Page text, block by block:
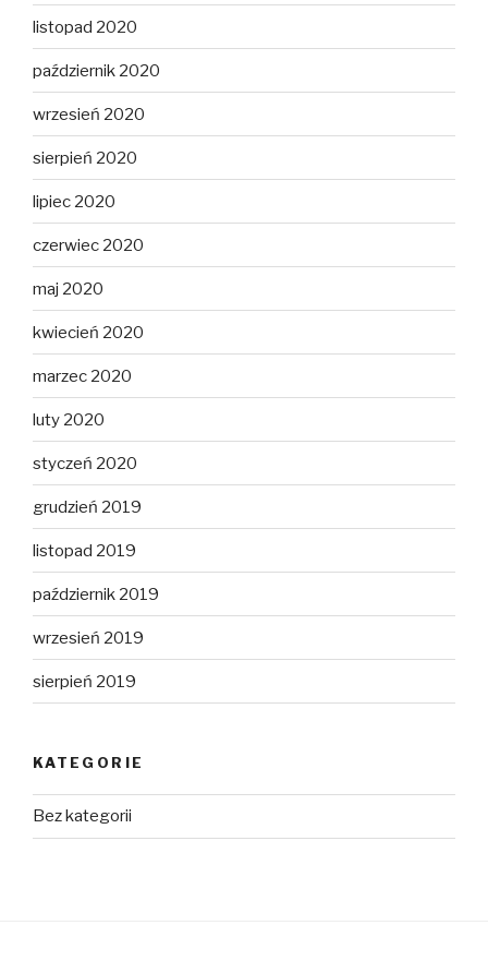
listopad 2020
październik 2020
wrzesień 2020
sierpień 2020
lipiec 2020
czerwiec 2020
maj 2020
kwiecień 2020
marzec 2020
luty 2020
styczeń 2020
grudzień 2019
listopad 2019
październik 2019
wrzesień 2019
sierpień 2019
KATEGORIE
Bez kategorii